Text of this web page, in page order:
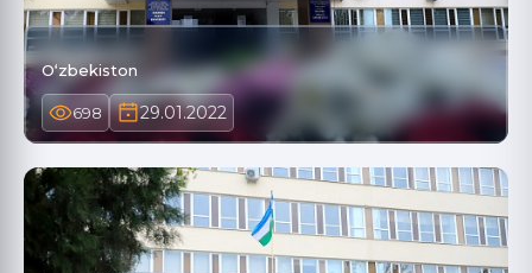
O‘zbekiston
698 29.01.2022